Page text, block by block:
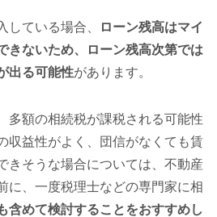
している場合、
ローン残高はマイ
きないため、ローン残高次第では
出る可能性があります。
多額の相続税が課税される可能性
収益性がよく、団信がなくても賃
きそうな場合については、不動産
に、一度税理士などの専門家に相
含めて検討することをおすすめし